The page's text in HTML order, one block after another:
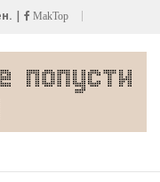
| MakTop